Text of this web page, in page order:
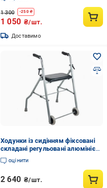
1 300 -250₴
1 050 ₴/шт.
Доставимо
Ходунки із сидінням фіксовані
складані регульовані алюмінієві
з передніми колесами 3" (OSD-
9306)
оцінити
2 640 ₴/шт.